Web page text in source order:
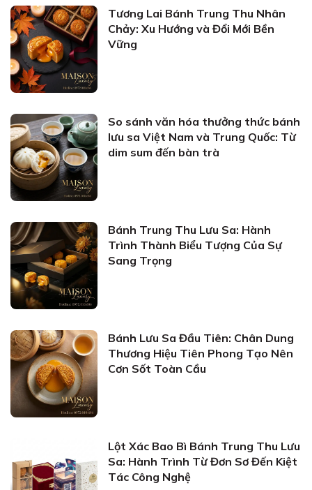
Tương Lai Bánh Trung Thu Nhân
Chảy: Xu Hướng và Đổi Mới Bền
Vững
So sánh văn hóa thưởng thức bánh
lưu sa Việt Nam và Trung Quốc: Từ
dim sum đến bàn trà
Bánh Trung Thu Lưu Sa: Hành
Trình Thành Biểu Tượng Của Sự
Sang Trọng
Bánh Lưu Sa Đầu Tiên: Chân Dung
Thương Hiệu Tiên Phong Tạo Nên
Cơn Sốt Toàn Cầu
Lột Xác Bao Bì Bánh Trung Thu Lưu
Sa: Hành Trình Từ Đơn Sơ Đến Kiệt
Tác Công Nghệ